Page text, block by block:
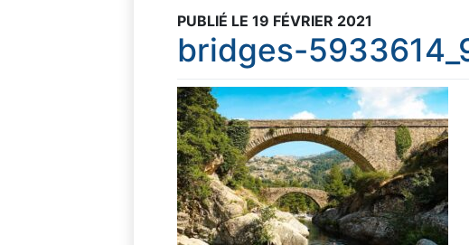
PUBLIÉ LE 19 FÉVRIER 2021
bridges-